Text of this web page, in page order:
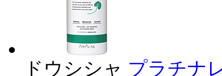
ドウシシャ プラチナ